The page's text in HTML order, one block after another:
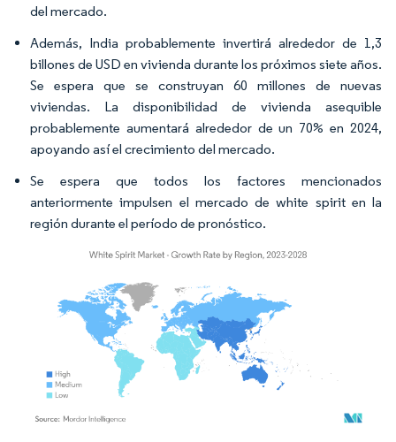
del mercado.
Además, India probablemente invertirá alrededor de 1,3
billones de USD en vivienda durante los próximos siete años.
Se espera que se construyan 60 millones de nuevas
viviendas. La disponibilidad de vivienda asequible
probablemente aumentará alrededor de un 70% en 2024,
apoyando así el crecimiento del mercado.
Se espera que todos los factores mencionados
anteriormente impulsen el mercado de white spirit en la
región durante el período de pronóstico.